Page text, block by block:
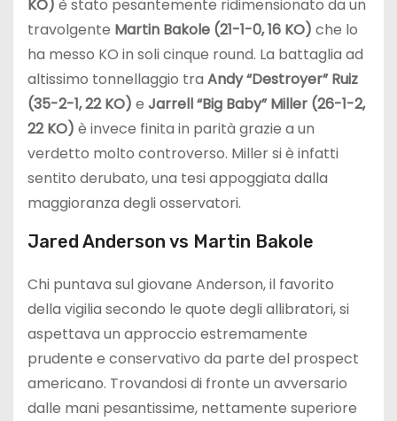
KO) è stato pesantemente ridimensionato da un
travolgente Martin Bakole (21-1-0, 16 KO) che lo
ha messo KO in soli cinque round. La battaglia ad
altissimo tonnellaggio tra Andy “Destroyer” Ruiz
(35-2-1, 22 KO) e Jarrell “Big Baby” Miller (26-1-2,
22 KO) è invece finita in parità grazie a un
verdetto molto controverso. Miller si è infatti
sentito derubato, una tesi appoggiata dalla
maggioranza degli osservatori.
Jared Anderson vs Martin Bakole
Chi puntava sul giovane Anderson, il favorito
della vigilia secondo le quote degli allibratori, si
aspettava un approccio estremamente
prudente e conservativo da parte del prospect
americano. Trovandosi di fronte un avversario
dalle mani pesantissime, nettamente superiore